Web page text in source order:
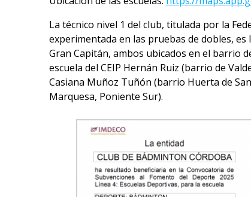
La técnico nivel 1 del club, titulada por la
experimentada en las pruebas de dobles, es
Gran Capitán, ambos ubicados en el barrio
escuela del CEIP Hernán Ruiz (barrio de
Casiana Muñoz Tuñón (barrio Huerta de
Marquesa, Poniente Sur).